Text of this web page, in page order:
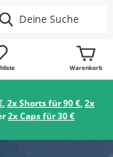
Warenkorb
,2x Shorts für 90 €,2x
2x Caps für 30 €